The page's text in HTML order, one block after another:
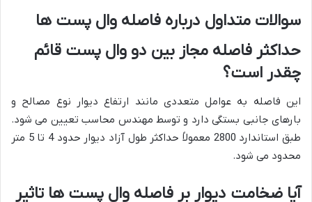
سوالات متداول درباره فاصله وال پست ها
حداکثر فاصله مجاز بین دو وال پست قائم
چقدر است؟
این فاصله به عوامل متعددی مانند ارتفاع دیوار نوع مصالح و
بارهای جانبی بستگی دارد و توسط مهندس محاسب تعیین می شود.
طبق استاندارد 2800 معمولاً حداکثر طول آزاد دیوار حدود 4 تا 5 متر
محدود می شود.
آیا ضخامت دیوار بر فاصله وال پست ها تاثیر